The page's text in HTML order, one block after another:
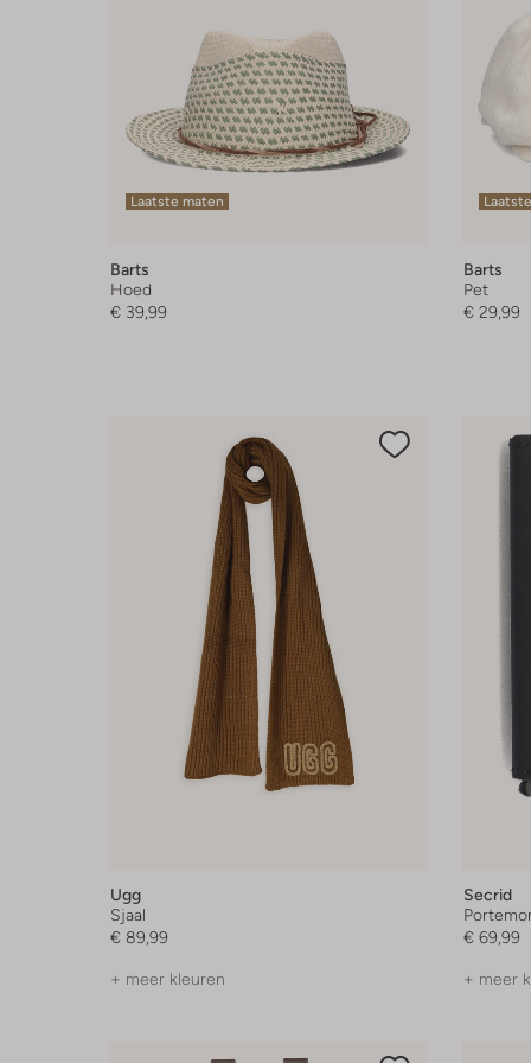
Laatste maten
Barts
Hoed
€ 39,99
Barts
Pet
€ 29,99
Ugg
Sjaal
€ 89,99
+ meer kleuren
Secrid
€ 69,99
+ meer